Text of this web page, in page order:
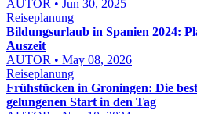
AUTOR • Jun 30, 2025
Reiseplanung
Bildungsurlaub in Spanien 2024:
Auszeit
AUTOR • May 08, 2026
Reiseplanung
Frühstücken in Groningen: Die
gelungenen Start in den Tag